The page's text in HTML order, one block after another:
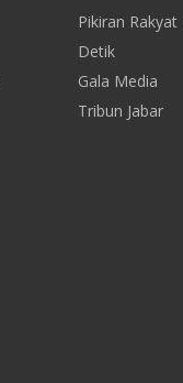
Pikiran Rakyat
Detik
Gala Media
Tribun Jabar